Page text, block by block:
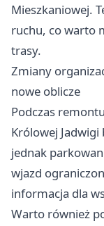
Mieszkaniowej.
ruchu, co warto
trasy.
Zmiany
nowe oblicze
Podczas
Królowej
jednak
wjazd
informacja dla
Warto również